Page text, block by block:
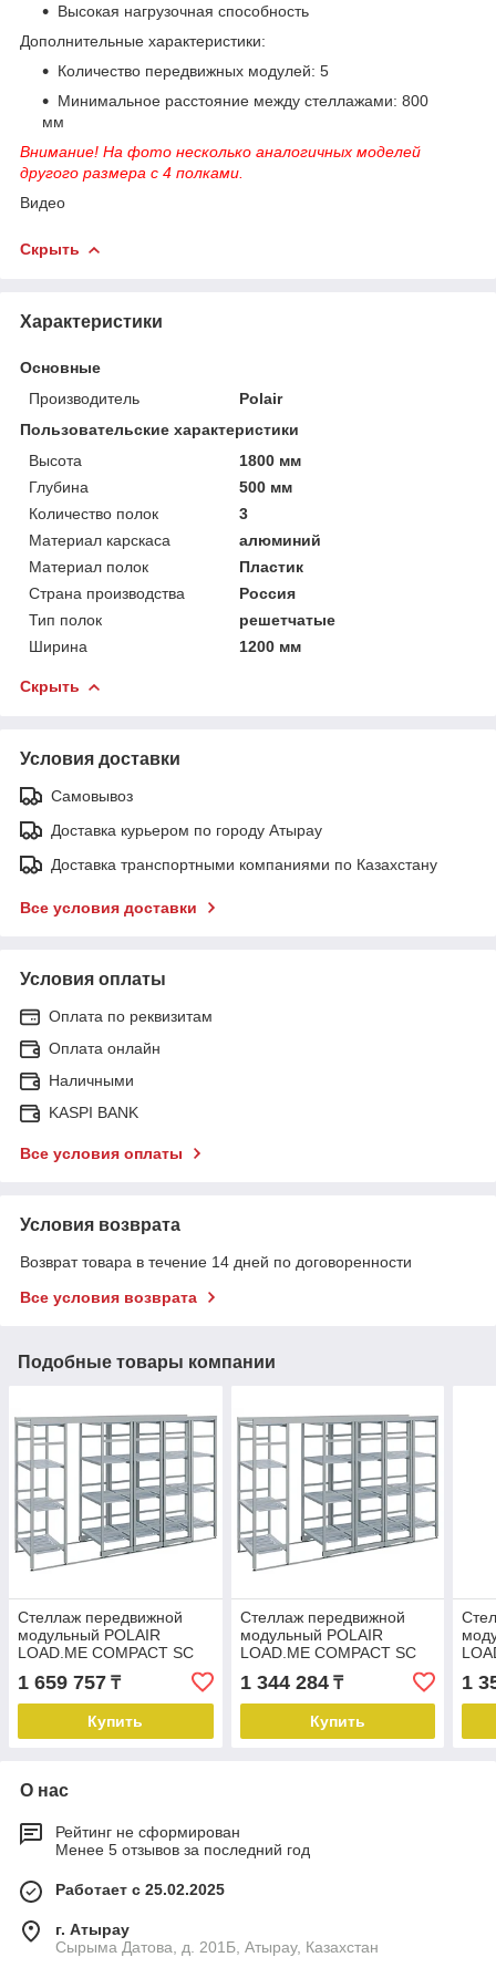
Высокая нагрузочная способность
Дополнительные характеристики:
Количество передвижных модулей: 5
Минимальное расстояние между стеллажами: 800
мм
Внимание! На фото несколько аналогичных моделей
другого размера с 4 полками.
Видео
Скрыть
Характеристики
Основные
Производитель
Polair
Пользовательские характеристики
Высота
1800 мм
Глубина
500 мм
Количество полок
3
Материал карскаса
алюминий
Материал полок
Пластик
Страна производства
Россия
Тип полок
решетчатые
Ширина
1200 мм
Скрыть
Условия доставки
Самовывоз
Доставка курьером по городу Атырау
Доставка транспортными компаниями по Казахстану
Все условия доставки
Условия оплаты
Оплата по реквизитам
Оплата онлайн
Наличными
KASPI BANK
Все условия оплаты
Условия возврата
Возврат товара в течение 14 дней по договоренности
Все условия возврата
Подобные товары компании
Стеллаж передвижной
модульный POLAIR
LOAD.ME COMPACT SC
1 659 757 ₸
Купить
Стеллаж передвижной
модульный POLAIR
LOAD.ME COMPACT SC
1 344 284₸
Купить
1
О нас
Рейтинг не сформирован
Менее 5 отзывов за последний год
Работает с 25.02.2025
г. Атырау
Сырыма Датова, д. 201Б, Атырау, Казахстан